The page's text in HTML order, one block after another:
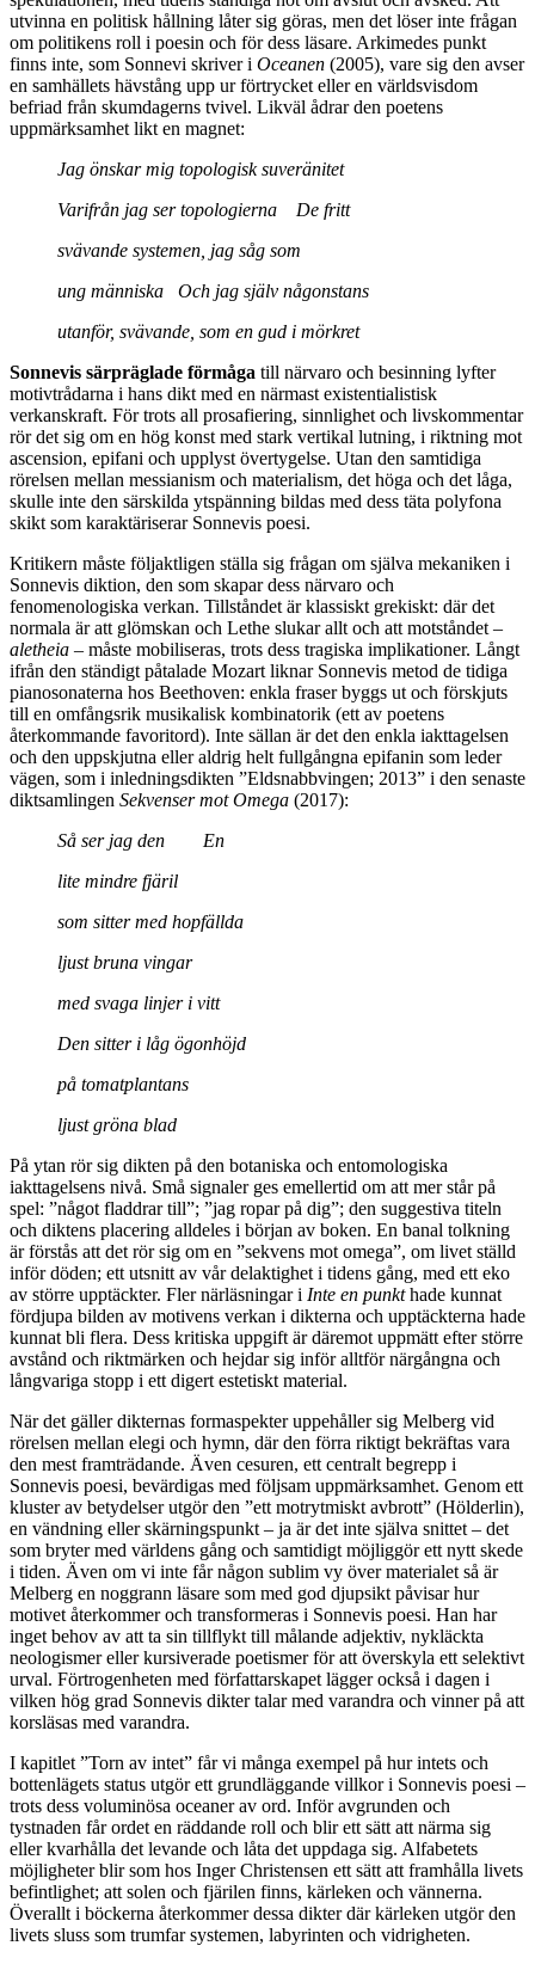
utvinna en politisk hållning låter sig göras, men det löser inte frågan
om politikens roll i poesin och för dess läsare. Arkimedes punkt
finns inte, som Sonnevi skriver i Oceanen (2005), vare sig den avser
en samhällets hävstång upp ur förtrycket eller en världsvisdom
befriad från skumdagerns tvivel. Likväl ådrar den poetens
uppmärksamhet likt en magnet:
Jag önskar mig topologisk suveränitet
Varifrån jag ser topologierna
De fritt
svävande systemen, jag såg som
ung människa
Och jag själv någonstans
utanför, svävande, som en gud i mörkret
Sonnevis särpräglade förmåga till närvaro och besinning lyfter
motivtrådarna i hans dikt med en närmast existentialistisk
verkanskraft. För trots all prosafiering, sinnlighet och livskommentar
rör det sig om en hög konst med stark vertikal lutning, i riktning mot
ascension, epifani och upplyst övertygelse. Utan den samtidiga
rörelsen mellan messianism och materialism, det höga och det låga,
skulle inte den särskilda ytspänning bildas med dess täta polyfona
skikt som karaktäriserar Sonnevis poesi.
Kritikern måste följaktligen ställa sig frågan om själva mekaniken i
Sonnevis diktion, den som skapar dess närvaro och
fenomenologiska verkan. Tillståndet är klassiskt grekiskt: där det
normala är att glömskan och Lethe slukar allt och att motståndet –
aletheia – måste mobiliseras, trots dess tragiska implikationer. Långt
ifrån den ständigt påtalade Mozart liknar Sonnevis metod de tidiga
pianosonaterna hos Beethoven: enkla fraser byggs ut och förskjuts
till en omfångsrik musikalisk kombinatorik (ett av poetens
återkommande favoritord). Inte sällan är det den enkla iakttagelsen
och den uppskjutna eller aldrig helt fullgångna epifanin som leder
vägen, som i inledningsdikten ”Eldsnabbvingen; 2013” i den senaste
diktsamlingen Sekvenser mot Omega (2017):
Så ser jag den En
lite mindre fjäril
som sitter med hopfällda
ljust bruna vingar
med svaga linjer i vitt
Den sitter i låg ögonhöjd
på tomatplantans
ljust gröna blad
På ytan rör sig dikten på den botaniska och entomologiska
iakttagelsens nivå. Små signaler ges emellertid om att mer står på
spel: ”något fladdrar till”; ”jag ropar på dig”; den suggestiva titeln
och diktens placering alldeles i början av boken. En banal tolkning
är förstås att det rör sig om en ”sekvens mot omega”, om livet ställd
inför döden; ett utsnitt av vår delaktighet i tidens gång, med ett eko
av större upptäckter. Fler närläsningar i Inte en punkthade kunnat
fördjupa bilden av motivens verkan i dikterna och upptäckterna hade
kunnat bli flera. Dess kritiska uppgift är däremot uppmätt efter större
avstånd och riktmärken och hejdar sig inför alltför närgångna och
långvariga stopp i ett digert estetiskt material.
När det gällerdikternas formaspekter uppehåller sig Melberg vid
rörelsen mellan elegi och hymn, där den förra riktigt bekräftas vara
den mest framträdande. Även cesuren, ett centralt begrepp i
Sonnevis poesi, bevärdigas med följsam uppmärksamhet. Genom ett
kluster av betydelser utgör den ”ett motrytmiskt avbrott” (Hölderlin),
en vändning eller skärningspunkt – ja är det inte själva snittet – det
som bryter med världens gång och samtidigt möjliggör ett nytt skede
i tiden. Även om vi inte får någon sublim vy över materialet så är
Melberg en noggrann läsare som med god djupsikt påvisar hur
motivet återkommer och transformeras i Sonnevis poesi. Han har
inget behov av att ta sin tillflykt till målande adjektiv, nykläckta
neologismer eller kursiverade poetismer för att överskyla ett selektivt
urval. Förtrogenheten med författarskapet lägger också i dagen i
vilken hög grad Sonnevis dikter talar med varandra och vinner på att
korsläsas med varandra.
I kapitlet ”Torn av intet” får vi många exempel på hur intets och
bottenlägets status utgör ett grundläggande villkor i Sonnevis poesi –
trots dess voluminösa oceaner av ord. Inför avgrunden och
tystnaden får ordet en räddande roll och blir ett sätt att närma sig
eller kvarhålla det levande och låta det uppdaga sig. Alfabetets
möjligheter blir som hos Inger Christensen ett sätt att framhålla livets
befintlighet; att solen och fjärilen finns, kärleken och vännerna.
Överallt i böckerna återkommer dessa dikter där kärleken utgör den
livets sluss som trumfar systemen, labyrinten och vidrigheten.